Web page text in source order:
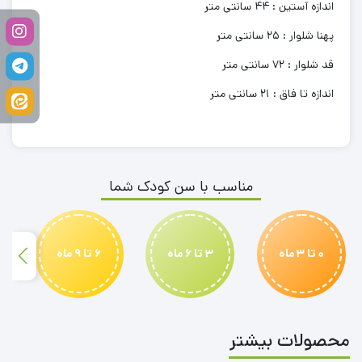
اندازه آستین : 44 سانتی متر
پهنا شلوار : 25 سانتی متر
قد شلوار : 72 سانتی متر
اندازه تا فاق : 21 سانتی متر
مناسب با سن کودک شما
0 تا 3 ماه 3 تا 6 ماه 6 تا 9 ماه
محصولات بیشتر